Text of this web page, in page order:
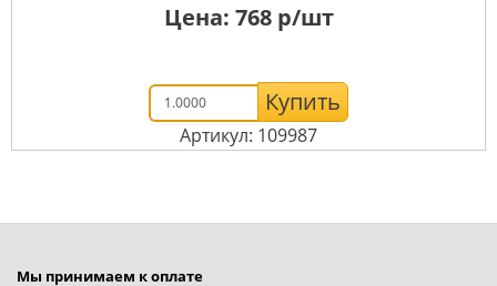
Цена: 768р/шт
Купить
Артикул: 109987
Мы принимаем к оплате